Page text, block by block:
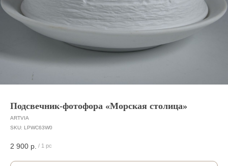
Подсвечник-фотофора «Морская столица»
ARTVIA
SKU: LPWC63W0
2 900 р. / 1 pc